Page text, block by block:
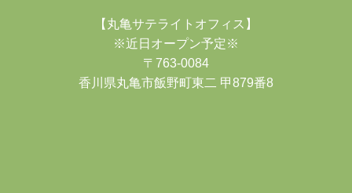
【丸亀サテライトオフィス】
※近日オープン予定※
〒763-0084
香川県丸亀市飯野町東二 甲879番8